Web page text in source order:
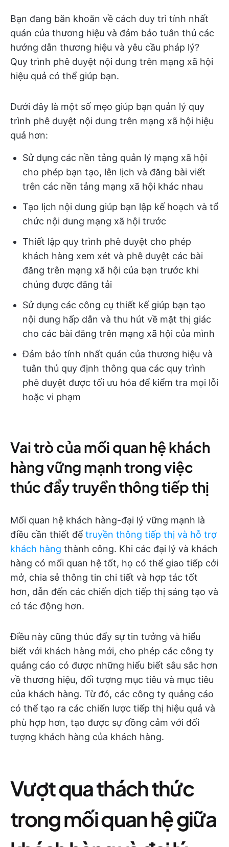
Bạn đang băn khoăn về cách duy trì tính nhất
quán của thương hiệu và đảm bảo tuân thủ các
hướng dẫn thương hiệu và yêu cầu pháp lý?
Quy trình phê duyệt nội dung trên mạng xã hội
hiệu quả có thể giúp bạn.
Dưới đây là một số mẹo giúp bạn quản lý quy
trình phê duyệt nội dung trên mạng xã hội hiệu
quả hơn:
Sử dụng các nền tảng quản lý mạng xã hội
cho phép bạn tạo, lên lịch và đăng bài viết
trên các nền tảng mạng xã hội khác nhau
Tạo lịch nội dung giúp bạn lập kế hoạch và tổ
chức nội dung mạng xã hội trước
Thiết lập quy trình phê duyệt cho phép
khách hàng xem xét và phê duyệt các bài
đăng trên mạng xã hội của bạn trước khi
chúng được đăng tải
Sử dụng các công cụ thiết kế giúp bạn tạo
nội dung hấp dẫn và thu hút về mặt thị giác
cho các bài đăng trên mạng xã hội của mình
Đảm bảo tính nhất quán của thương hiệu và
tuân thủ quy định thông qua các quy trình
phê duyệt được tối ưu hóa để kiểm tra mọi lỗi
hoặc vi phạm
Vai trò của mối quan hệ khách
hàng vững mạnh trong việc
thúc đẩy truyền thông tiếp thị
Mối quan hệ khách hàng-đại lý vững mạnh là
điều cần thiết để truyền thông tiếp thị và hỗ trợ
khách hàng thành công. Khi các đại lý và khách
hàng có mối quan hệ tốt, họ có thể giao tiếp cởi
mở, chia sẻ thông tin chi tiết và hợp tác tốt
hơn, dẫn đến các chiến dịch tiếp thị sáng tạo và
có tác động hơn.
Điều này cũng thúc đẩy sự tin tưởng và hiểu
biết với khách hàng mới, cho phép các công ty
quảng cáo có được những hiểu biết sâu sắc hơn
về thương hiệu, đối tượng mục tiêu và mục tiêu
của khách hàng. Từ đó, các công ty quảng cáo
có thể tạo ra các chiến lược tiếp thị hiệu quả và
phù hợp hơn, tạo được sự đồng cảm với đối
tượng khách hàng của khách hàng.
Vượt qua thách thức
trong mối quan hệ giữa